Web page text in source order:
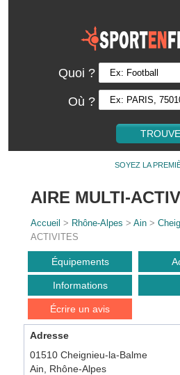
Quoi ?
Où ?
SOYEZ LA
AIRE MULTI-
Accueil > Rhône-Alpes >Ain >
ACTIVITES
Équipements
Informations
Écrire un avis
Adresse
01510 Cheignieu-la-Balme
Ain, Rhône-Alpes